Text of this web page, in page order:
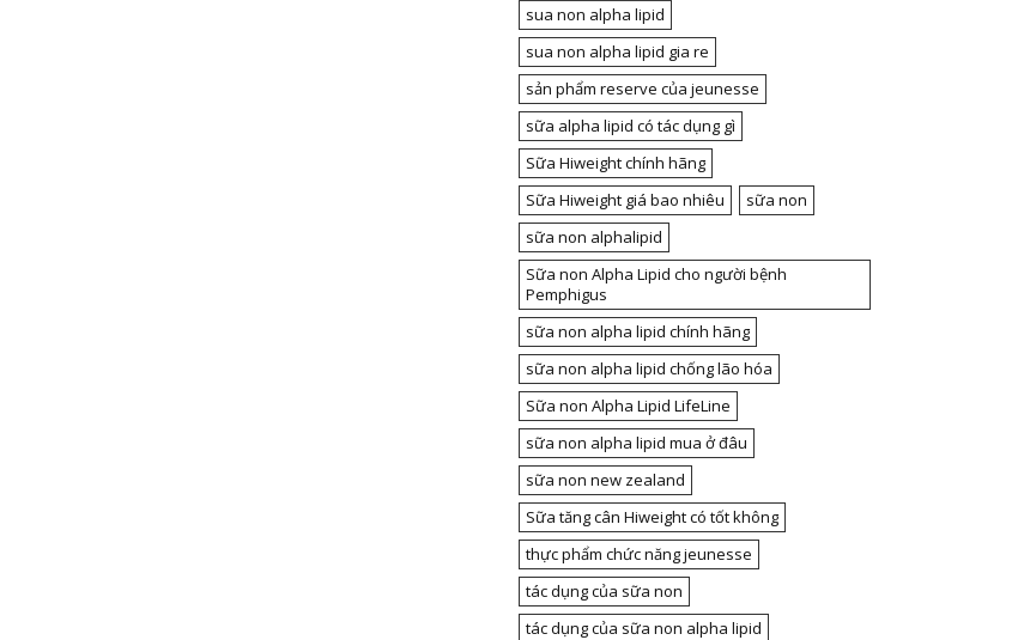
sua non alpha lipid
sua non alpha lipid gia re
sản phẩm reserve của jeunesse
sữa alpha lipid có tác dụng gì
Sữa Hiweight chính hãng
Sữa Hiweight giá bao nhiêu
sữa non
sữa non alphalipid
Sữa non Alpha Lipid cho người bệnh
Pemphigus
sữa non alpha lipid chính hãng
sữa non alpha lipid chống lão hóa
Sữa non Alpha Lipid LifeLine
sữa non alpha lipid mua ở đâu
sữa non new zealand
Sữa tăng cân Hiweight có tốt không
thực phẩm chức năng jeunesse
tác dụng của sữa non
tác dụng của sữa non alpha lipid